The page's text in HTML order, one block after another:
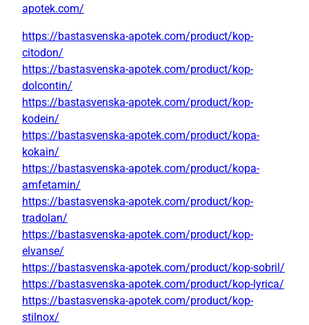
apotek.com/
https://bastasvenska-apotek.com/product/kop-
citodon/
https://bastasvenska-apotek.com/product/kop-
dolcontin/
https://bastasvenska-apotek.com/product/kop-
kodein/
https://bastasvenska-apotek.com/product/kopa-
kokain/
https://bastasvenska-apotek.com/product/kopa-
amfetamin/
https://bastasvenska-apotek.com/product/kop-
tradolan/
https://bastasvenska-apotek.com/product/kop-
elvanse/
https://bastasvenska-apotek.com/product/kop-sobril/
https://bastasvenska-apotek.com/product/kop-lyrica/
https://bastasvenska-apotek.com/product/kop-
stilnox/